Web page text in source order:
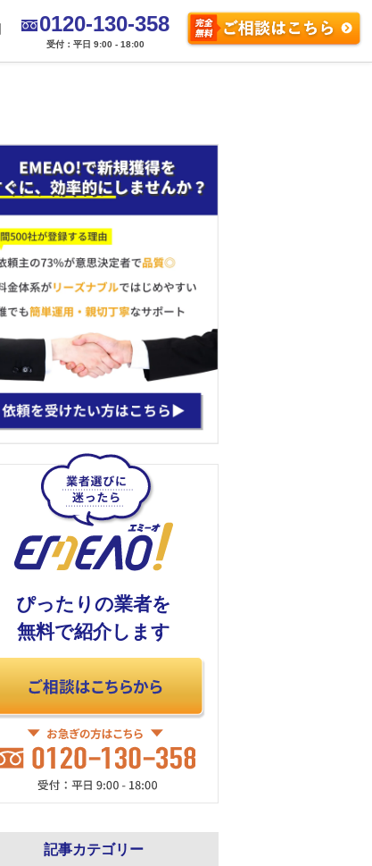
0120-130-358
受付：平日 9:00 - 18:00
ぴったりの業者を
無料で紹介します
記事カテゴリー